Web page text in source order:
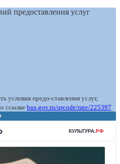
предоставления услуг
условия предо-ставления услуг,
ссылке bus.gov.ru/qrcode/rate/225397